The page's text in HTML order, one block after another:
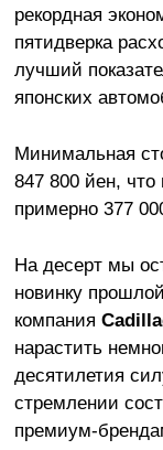
рекордная
пятидверка
лучший
японских
Минимальная
847 800 йен, что
примерно 377
На десерт мы
новинку
компания
нарастить
десятилетия
стремлении
премиум-